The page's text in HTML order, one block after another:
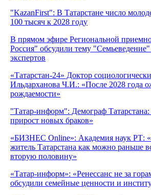
"KazanFirst": В Татарстане число
100 тысяч к 2028 году
В прямом эфире Региональной
Россия" обсудили тему
экспертов
«Татарстан-24» Доктор
Ильдарханова Ч.И.: «После 2028 года
рождаемости»
"Татар-информ": Демограф
прирост новых браков»
«БИЗНЕС Online»: Академия наук РТ:
житель Татарстана как можно раньше
вторую половину»
«Татар-информ»: «Ренессанс не за
обсудили семейные ценности и